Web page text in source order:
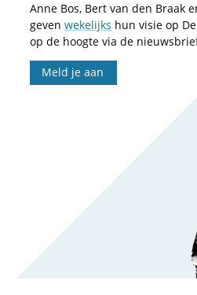
Anne Bos, Bert van den Braak
geven wekelijks hun visie op
op de hoogte via de
Meld je aan